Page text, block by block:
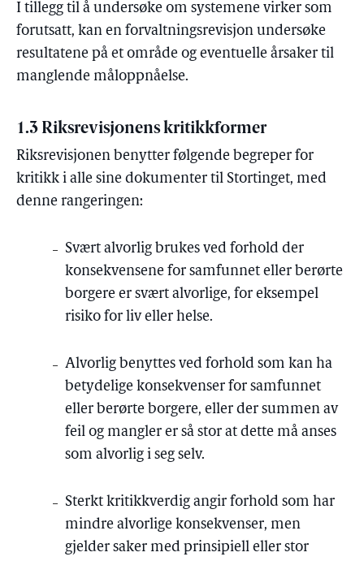
I tillegg til å undersøke om systemene virker som
forutsatt, kan en forvaltningsrevisjon undersøke
resultatene på et område og eventuelle årsaker til
manglende måloppnåelse.
1.3 Riksrevisjonens kritikkformer
Riksrevisjonen benytter følgende begreper for
kritikk i alle sine dokumenter til Stortinget, med
denne rangeringen:
Svært alvorlig brukes ved forhold der
konsekvensene for samfunnet eller berørte
borgere er svært alvorlige, for eksempel
risiko for liv eller helse.
Alvorlig benyttes ved forhold som kan ha
betydelige konsekvenser for samfunnet
eller berørte borgere, eller der summen av
feil og mangler er så stor at dette må anses
som alvorlig i seg selv.
Sterkt kritikkverdig angir forhold som har
mindre alvorlige konsekvenser, men
gjelder saker med prinsipiell eller stor